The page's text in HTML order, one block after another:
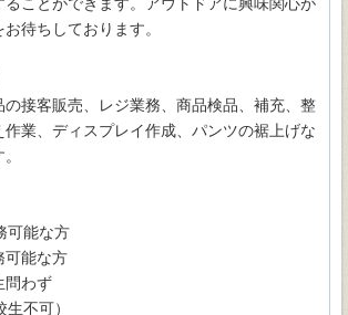
待ちしております。
の接客販売、レジ業務、商品検品、補充、整
業、ディスプレイ作成、パンツの裾上げな
可能な方
可能な方
問わず
不可）